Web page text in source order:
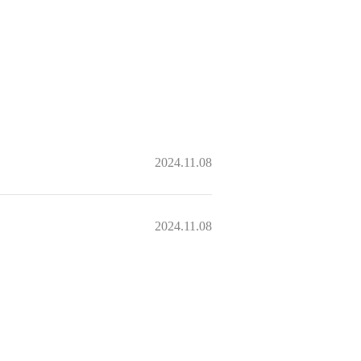
2024.11.08
2024.11.08